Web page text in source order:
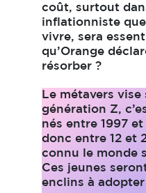
coût, surtout
inflationniste
vivre, sera
qu’Orange
résorber ?
Le métavers
génération Z,
nés entre 1997
donc entre 12 et
connu le monde
Ces jeunes
enclins à